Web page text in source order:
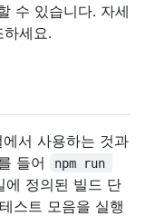
수 있습니다. 자세
세요.
서 사용하는 것과
들어
npm run
에 정의된 빌드 단
스트 모음을 실행